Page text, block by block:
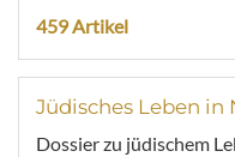
459 Artikel
Jüdisches Leben in
Dossier zu jüdischem